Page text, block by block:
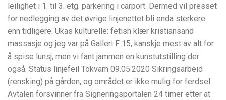
leilighet i 1. til 3. etg. parkering i carport. Dermed vil presset
for nedlegging av det øvrige linjenettet bli enda sterkere
enn tidligere. Ukas kulturelle: fetish klær kristiansand
massasje og jeg var på Galleri F 15, kanskje mest av alt for
å spise lunsj, men vi fant jammen en kunstutstilling der
også. Status linjefeil Tokvam 09.05.2020 Sikringsarbeid
(rensking) på gården, og området er ikke mulig for ferdsel.
Avtalen forsvinner fra Signeringsportalen 24 timer etter at